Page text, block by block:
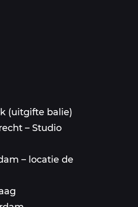
(uitgifte balie)
– Studio
– locatie de